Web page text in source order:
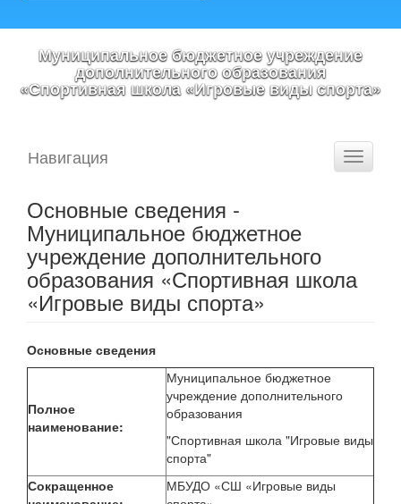
Муниципальное бюджетное учреждение
дополнительного образования
«Спортивная школа «Игровые виды спорта»
Toggle
Навигация
Основные сведения -
Муниципальное бюджетное
учреждение дополнительного
образования «Спортивная школа
«Игровые виды спорта»
Основные сведения
Полное
наименование:
Муниципальное бюджетное
учреждение дополнительного
образования
"Спортивная школа "Игровые виды
спорта"
Сокращенное
МБУДО «СШ «Игровые виды